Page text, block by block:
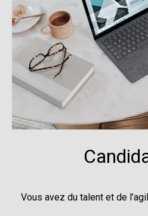
Vous avez du talent et de